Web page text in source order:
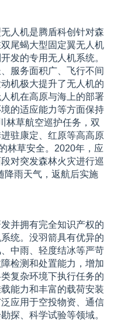
人机是腾盾科创针对森
尾蝎大型固定翼无人机
发的专用无人机系统。
服务面积广、飞行不间
机极大提升了无人机的
机在高原与海上的部署
的适应能力等方面保持
林草航空巡护任务，双
驻康定、红原等高高原
林草安全。2020年，应
对突发森林火灾进行巡
降雨天气，返航后实施
并拥有完全知识产权的
统。没羽箭具有优异的
中雨、轻度结冰等严苛
检测和处置能力，增加
复杂环境下执行任务的
能力和丰富的载荷安装
应用于空投物资、通信
探、科学试验等领域。